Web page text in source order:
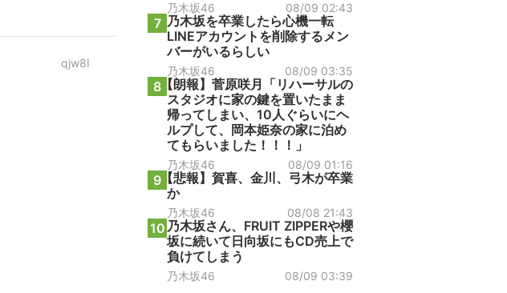
qjw8I
乃木坂46 08/09 02:43
7 乃木坂を卒業したら心機一転
LINEアカウントを削除するメン
バーがいるらしい
乃木坂46 08/09 03:35
8【朗報】菅原咲月「リハーサルの
スタジオに家の鍵を置いたまま
帰ってしまい、10人ぐらいにヘ
ルプして、岡本姫奈の家に泊め
てもらいました！！！」
乃木坂46 08/09 01:16
9【悲報】賀喜、金川、弓木が卒業
か
乃木坂46 08/08 21:43
10 乃木坂さん、FRUIT ZIPPERや櫻
坂に続いて日向坂にもCD売上で
負けてしまう
乃木坂46 08/09 03:39